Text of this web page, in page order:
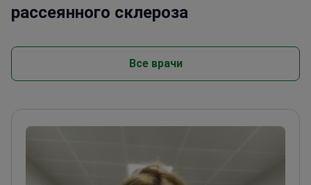
рассеянного склероза
Все врачи